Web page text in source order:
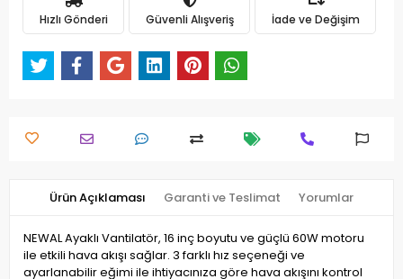
Hızlı Gönderi Güvenli Alışveriş İade ve Değişim
Ürün Açıklaması Garanti ve Teslimat Yorumlar
NEWAL Ayaklı Vantilatör, 16 inç boyutu ve güçlü 60W motoru
ile etkili hava akışı sağlar. 3 farklı hız seçeneği ve
ayarlanabilir eğimi ile ihtiyacınıza göre hava akışını kontrol